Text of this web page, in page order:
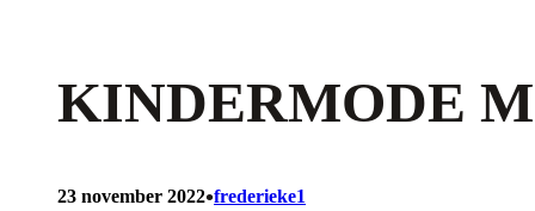
KINDERMODE
23 november 2022•frederieke1